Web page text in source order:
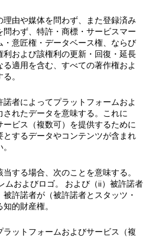
理由や媒体を問わず、また登録済み
わず、特許・商標・サービスマー
意匠権・データベース権、ならび
および該権利の更新・回復・延長
適用を含む、すべての著作権およ
。
諾者によってプラットフォームおよ
れたデータを意味する。これに
ビス（複数可）を提供するために
とするデータやコンテンツが含まれ
当する場合、次のことを意味する。
ムおよびロゴ。 および（ii）被許諾者
許諾者が（被許諾者とスタッツ・
的財産権。
ラットフォームおよびサービス（複